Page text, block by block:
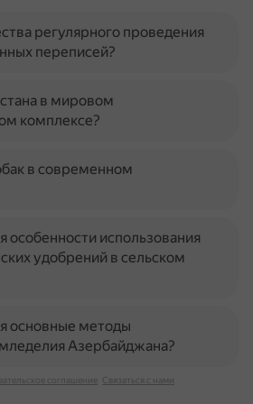
регулярного проведения
переписей?
в мировом
комплексе?
в современном
особенности использования
удобрений в сельском
основные методы
Азербайджана?
соглашение Связаться с нами